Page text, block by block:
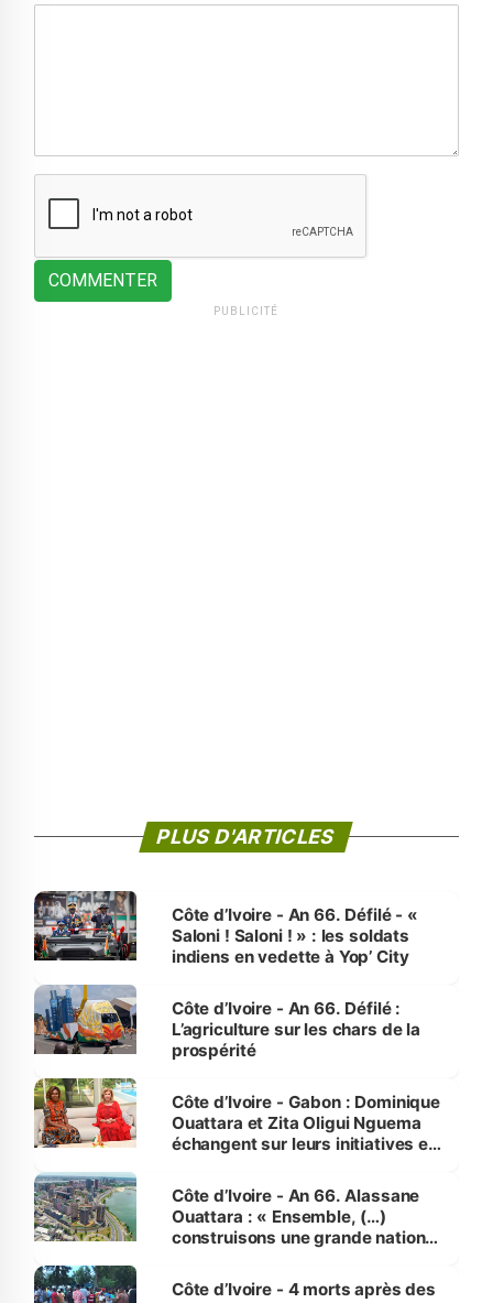
COMMENTER
PUBLICITÉ
PLUS D'ARTICLES
Côte d’Ivoire - An 66. Défilé - «
Saloni ! Saloni ! » : les soldats
indiens en vedette à Yop’ City
Côte d’Ivoire - An 66. Défilé :
L’agriculture sur les chars de la
prospérité
Côte d’Ivoire - Gabon : Dominique
Ouattara et Zita Oligui Nguema
échangent sur leurs initiatives en
enfants
Côte d’Ivoire - An 66. Alassane
Ouattara : « Ensemble, (…)
construisons une grande nation
générations futures »
Côte d’Ivoire - 4 morts après des